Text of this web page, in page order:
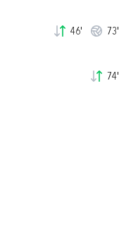
46' 73'
74'